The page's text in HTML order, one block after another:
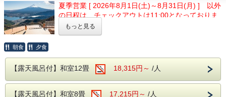
ます。
ご夕食時はアルコールも含め飲み放題無料!!
ご朝食はバイキングスタイルです。
【大浴場】
大浴場の入り口手前には、浮舞台「三条夫
人」がございます。
見る角度により表情を変えるのが魅力とな
日本ワインの礎を築いた実業家・雨宮敬次
郎が設立。
明治時代のワイン醸造所跡を活用した歴史
所。
ワイン好きの方はもちろん、知識がなくて
も楽しめます。当館より車で15分。
ドッグラン・ターゲットバードゴルフなどがあり、人と自然
が触れ合える憩いの場です。
アクセス：ホテルから車で約8分。
具も充実しています。
アクセス：ホテルから車で約13分。
夏季営業 [ 2026年8月1日(土)～8月31日(月) ] 以外
の日程は、チェックアウトは11:00となっておりま
す。
題の「FUJIYAMAツインテラス」への往
復ツアーバス割引券が付いたお得なプラ
ンです。
もっと見る
朝食 夕食
【露天風呂付】和室12畳 18,315円～ /人
【露天風呂付】和室8畳 17,215円～ /人